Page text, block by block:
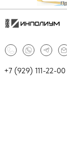
+7 (929) 111-22-00